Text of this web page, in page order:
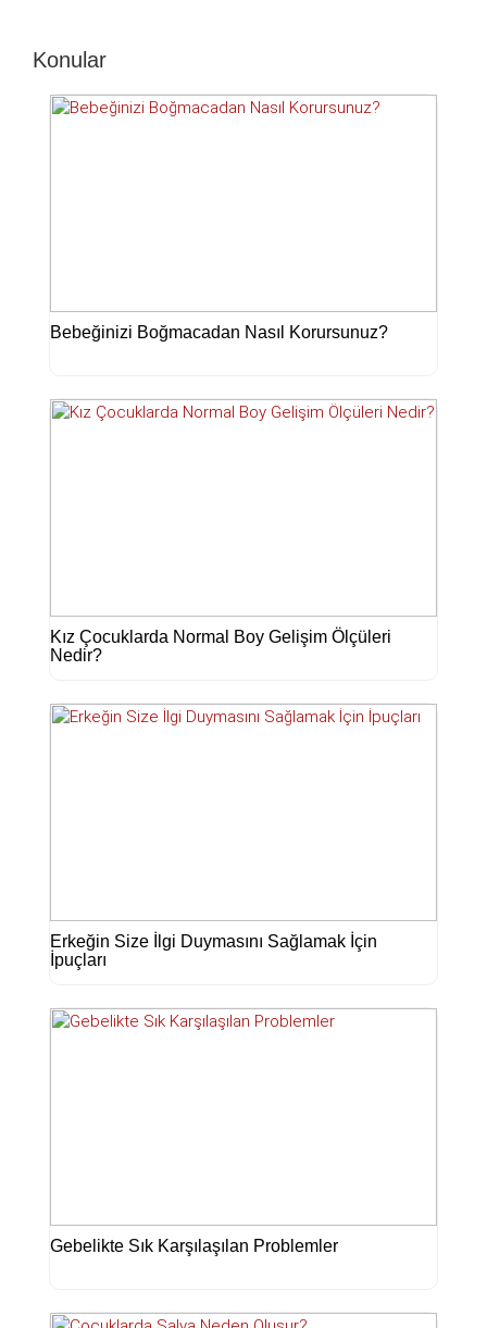
Konular
Bebeğinizi Boğmacadan Nasıl Korursunuz?
Kız Çocuklarda Normal Boy Gelişim Ölçüleri
Nedir?
Erkeğin Size İlgi Duymasını Sağlamak İçin
İpuçları
Gebelikte Sık Karşılaşılan Problemler